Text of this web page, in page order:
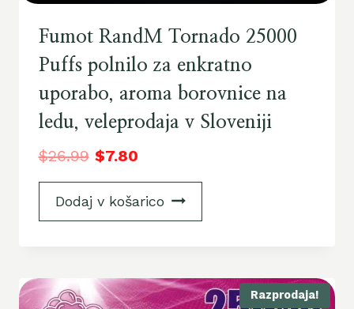
Fumot RandM Tornado 25000
Puffs polnilo za enkratno
uporabo, aroma borovnice na
ledu, veleprodaja v Sloveniji
$26.99 $7.80
Dodaj v košarico
Razprodaja!